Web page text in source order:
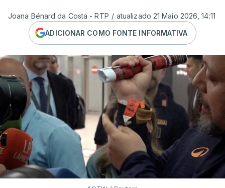
Joana Bénard da Costa - RTP / atualizado 21 Maio 2026, 14:11
ADICIONAR COMO FONTE INFORMATIVA